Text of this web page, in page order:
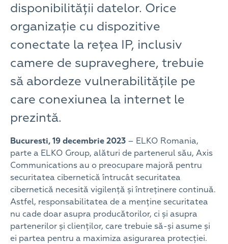
disponibilității datelor. Orice
organizație cu dispozitive
conectate la rețea IP, inclusiv
camere de supraveghere, trebuie
să abordeze vulnerabilitățile pe
care conexiunea la internet le
prezintă.
Bucuresti, 19 decembrie 2023 – ELKO Romania,
parte a ELKO Group, alături de partenerul său, Axis
Communications au o preocupare majoră pentru
securitatea cibernetică întrucât securitatea
cibernetică necesită vigilență și întreținere continuă.
Astfel, responsabilitatea de a menține securitatea
nu cade doar asupra producătorilor, ci și asupra
partenerilor și clienților, care trebuie să-și asume și
ei partea pentru a maximiza asigurarea protecției.